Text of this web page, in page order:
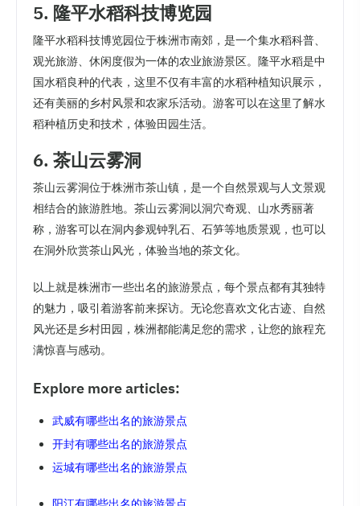
5. 隆平水稻科技博览园
隆平水稻科技博览园位于株洲市南郊，是一个集水稻科普、
观光旅游、休闲度假为一体的农业旅游景区。隆平水稻是中
国水稻良种的代表，这里不仅有丰富的水稻种植知识展示，
还有美丽的乡村风景和农家乐活动。游客可以在这里了解水
稻种植历史和技术，体验田园生活。
6. 茶山云雾洞
茶山云雾洞位于株洲市茶山镇，是一个自然景观与人文景观
相结合的旅游胜地。茶山云雾洞以洞穴奇观、山水秀丽著
称，游客可以在洞内参观钟乳石、石笋等地质景观，也可以
在洞外欣赏茶山风光，体验当地的茶文化。
以上就是株洲市一些出名的旅游景点，每个景点都有其独特
的魅力，吸引着游客前来探访。无论您喜欢文化古迹、自然
风光还是乡村田园，株洲都能满足您的需求，让您的旅程充
满惊喜与感动。
Explore more articles:
武威有哪些出名的旅游景点
开封有哪些出名的旅游景点
运城有哪些出名的旅游景点